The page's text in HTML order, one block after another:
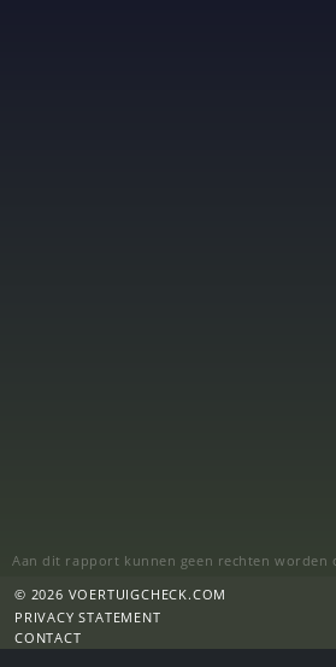
Aan dit rapport kunnen geen rechten worden
© 2026 VOERTUIGCHECK.COM
PRIVACY STATEMENT
CONTACT